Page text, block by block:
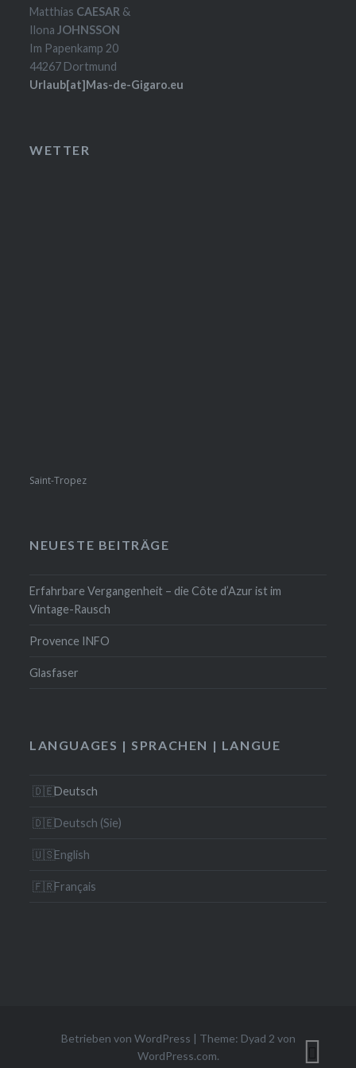
Matthias CAESAR &
IlonaJOHNSSON
Im Papenkamp 20
44267 Dortmund
Urlaub[at]Mas-de-Gigaro.eu
WETTER
Saint-Tropez
NEUESTE BEITRÄGE
Erfahrbare Vergangenheit – die Côte d’Azur ist im
Vintage-Rausch
Provence INFO
Glasfaser
LANGUAGES | SPRACHEN | LANGUE
Deutsch
Deutsch (Sie)
English
Français
Betrieben von WordPress | Theme: Dyad 2 von
WordPress.com.